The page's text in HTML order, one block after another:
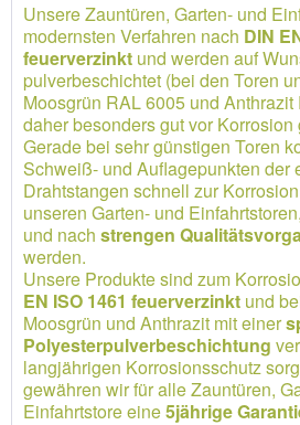
Unsere Zauntüren, Garten- und
modernsten Verfahren nach DIN
feuerverzinkt und werden auf
pulverbeschichtet (bei den Toren
Moosgrün RAL 6005 und
daher besonders gut vor Korrosion
Gerade bei sehr günstigen Toren
Schweiß- und Auflagepunkten der
Drahtstangen schnell zur
unseren Garten- und
und nach strengen
werden.
Unsere Produkte sind zum
EN ISO 1461 feuerverzinkt und
Moosgrün und Anthrazit mit einer
Polyesterpulverbeschichtung
langjährigen Korrosionsschutz
gewähren wir für alle Zauntüren,
Einfahrtstore eine5jährige